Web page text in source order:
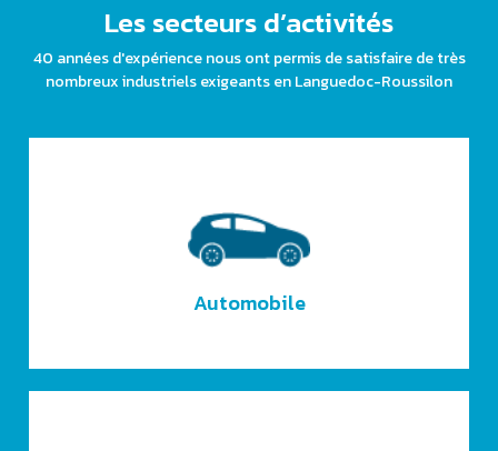
Les secteurs d’activités
40 années d'expérience nous ont permis de satisfaire de très
nombreux industriels exigeants en Languedoc-Roussilon
Automobile